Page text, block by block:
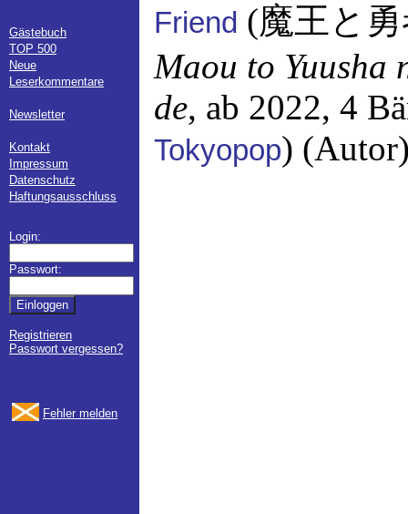
Gästebuch
TOP 500
Neue
Leserkommentare
Newsletter
Kontakt
Impressum
Datenschutz
Haftungsausschluss
Login:
Passwort:
Registrieren
Passwort vergessen?
Fehler melden
Friend (魔王と
Maou to Yuusha
de, ab 2022, 4
Tokyopop)